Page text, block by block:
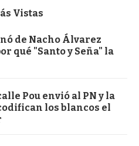
Vistas
de Nacho Álvarez
qué "Santo y Seña" la
Pou envió al PN y la
los blancos el